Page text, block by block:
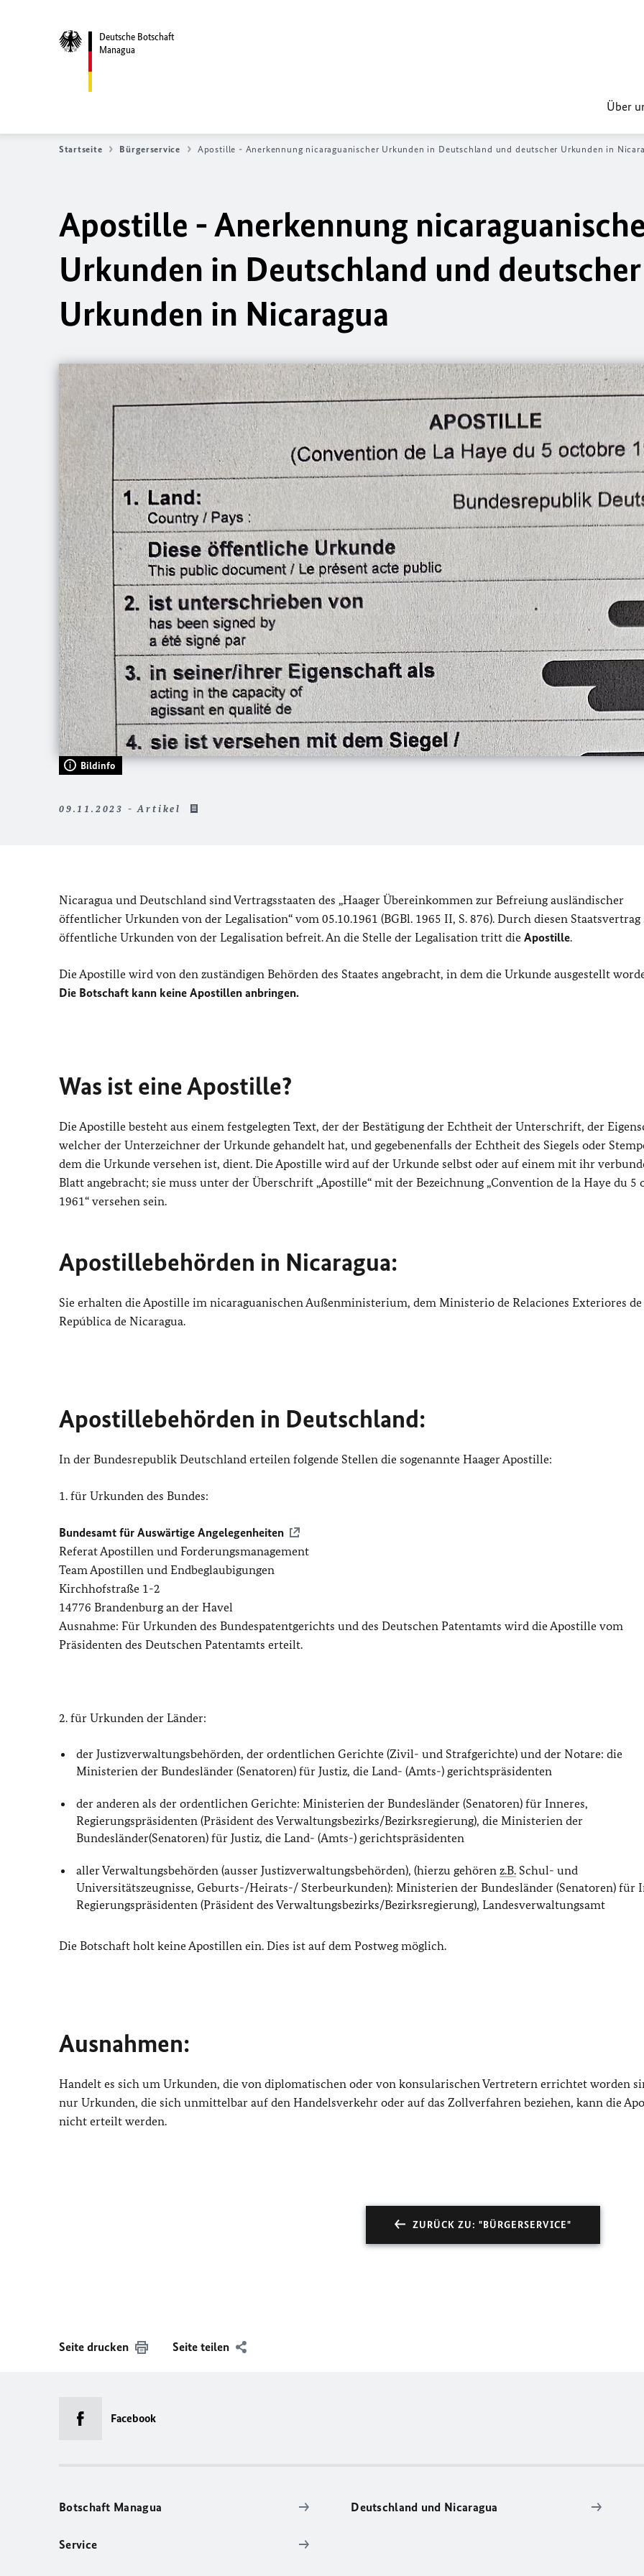
Deutsche Botschaft
Managua
Über
Startseite Bürgerservice Apostille - Anerkennung nicaraguanischer Urkunden in Deutschland und deutscher Urkunden in
Apostille - Anerkennung
Urkunden in Deutschland und deutscher
Urkunden in Nicaragua
Bildinfo
09.11.2023 - Artikel
Nicaragua und Deutschland sind Vertragsstaaten des „Haager Übereinkommen zur Befreiung ausländischer
öffentlicher Urkunden von der Legalisation“ vom 05.10.1961 (BGBl. 1965 II, S. 876). Durch diesen Staatsvertrag
öffentliche Urkunden von der Legalisation befreit. An die Stelle der Legalisation tritt die Apostille.
Die Apostille wird von den zuständigen Behörden des Staates angebracht, in dem die Urkunde ausgestellt
Die Botschaft kann keine Apostillen anbringen.
Was ist eine Apostille?
Die Apostille besteht aus einem festgelegten Text, der der Bestätigung der Echtheit der Unterschrift, der
welcher der Unterzeichner der Urkunde gehandelt hat, und gegebenenfalls der Echtheit des Siegels oder
dem die Urkunde versehen ist, dient. Die Apostille wird auf der Urkunde selbst oder auf einem mit ihr
Blatt angebracht; sie muss unter der Überschrift „Apostille“ mit der Bezeichnung „Convention de la Haye du 5
1961“ versehen sein.
Apostillebehörden in Nicaragua:
Sie erhalten die Apostille im nicaraguanischen Außenministerium, dem Ministerio de Relaciones Exteriores de
República de Nicaragua.
Apostillebehörden in Deutschland:
In der Bundesrepublik Deutschland erteilen folgende Stellen die sogenannte Haager Apostille:
1. für Urkunden des Bundes:
Bundesamt für Auswärtige Angelegenheiten
Referat Apostillen und Forderungsmanagement
Team Apostillen und Endbeglaubigungen
Kirchhofstraße 1-2
14776 Brandenburg an der Havel
Ausnahme: Für Urkunden des Bundespatentgerichts und des Deutschen Patentamts wird die Apostille vom
Präsidenten des Deutschen Patentamts erteilt.
2. für Urkunden der Länder:
der Justizverwaltungsbehörden, der ordentlichen Gerichte (Zivil- und Strafgerichte) und der Notare: die
Ministerien der Bundesländer (Senatoren) für Justiz, die Land- (Amts-) gerichtspräsidenten
der anderen als der ordentlichen Gerichte: Ministerien der Bundesländer (Senatoren) für Inneres,
Regierungspräsidenten (Präsident des Verwaltungsbezirks/Bezirksregierung), die Ministerien der
Bundesländer(Senatoren) für Justiz, die Land- (Amts-) gerichtspräsidenten
aller Verwaltungsbehörden (ausser Justizverwaltungsbehörden), (hierzu gehörenz.B. Schul- und
Universitätszeugnisse, Geburts-/Heirats-/ Sterbeurkunden): Ministerien der Bundesländer (Senatoren) für
Regierungspräsidenten (Präsident des Verwaltungsbezirks/Bezirksregierung), Landesverwaltungsamt
Die Botschaft holt keine Apostillen ein. Dies ist auf dem Postweg möglich.
Ausnahmen:
Handelt es sich um Urkunden, die von diplomatischen oder von konsularischen Vertretern errichtet worden
nur Urkunden, die sich unmittelbar auf den Handelsverkehr oder auf das Zollverfahren beziehen, kann die
nicht erteilt werden.
ZURÜCK ZU: "BÜRGERSERVICE"
Seite drucken Seite teilen
Facebook
Botschaft Managua
Service
Deutschland und Nicaragua